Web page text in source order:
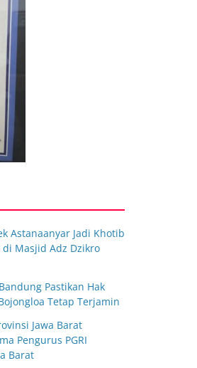
Astanaanyar Jadi Khotib
Masjid Adz Dzikro
Pastikan Hak
Tetap Terjamin
Jawa Barat
Pengurus PGRI
Barat